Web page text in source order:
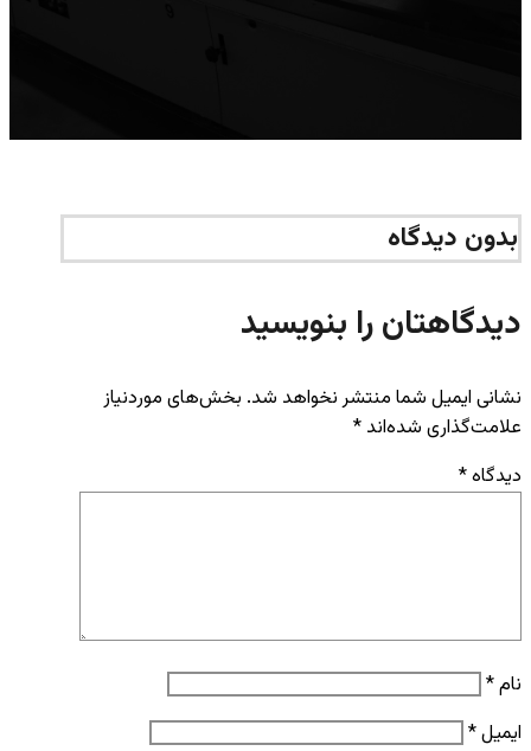
بدون دیدگاه
دیدگاهتان را بنویسید
نشانی ایمیل شما منتشر نخواهد شد. بخش‌های موردنیاز
علامت‌گذاری شده‌اند *
دیدگاه*
نام*
ایمیل*